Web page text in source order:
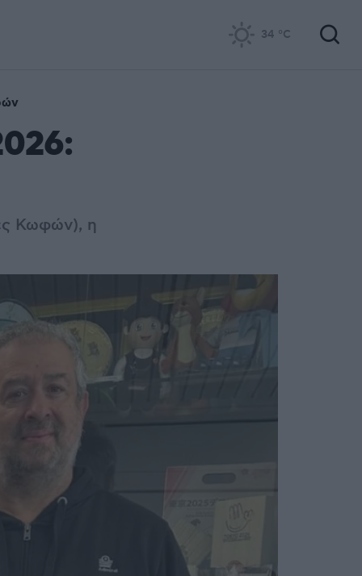
34 °C
Κωφών), η